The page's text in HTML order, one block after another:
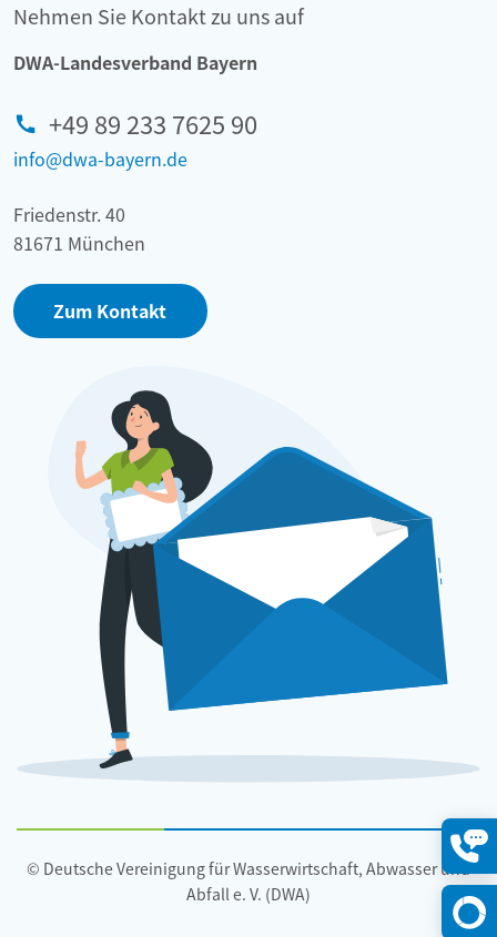
Nehmen Sie Kontakt zu uns auf
DWA-Landesverband Bayern
+49 89 233 7625 90
info@dwa-bayern.de
Friedenstr. 40
81671 München
Zum Kontakt
© Deutsche Vereinigung für Wasserwirtschaft, Abwasser und
Abfall e. V. (DWA)